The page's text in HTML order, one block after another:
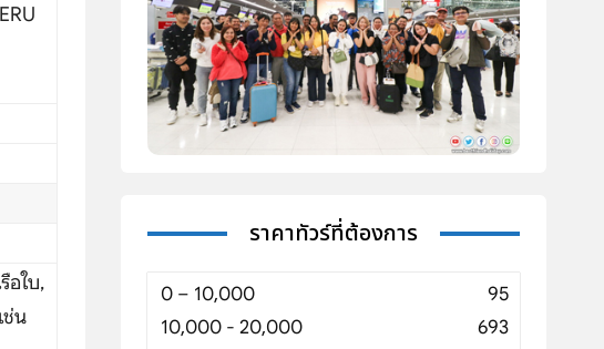
อใบ,
ช่น
ราคาทัวร์ที่ต้องการ
0 – 10,000
95
10,000 - 20,000
693